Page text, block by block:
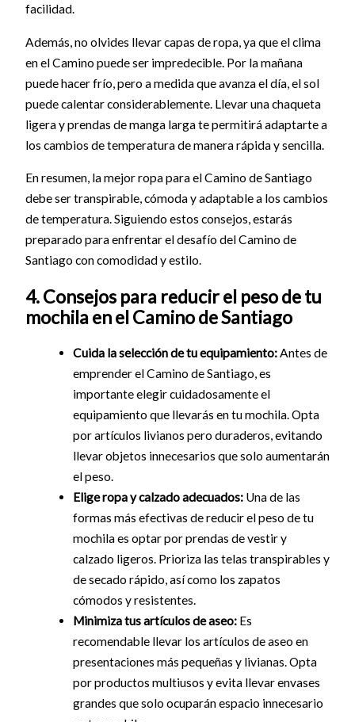
facilidad.
Además, no olvides llevar capas de ropa, ya que el clima
en el Camino puede ser impredecible. Por la mañana
puede hacer frío, pero a medida que avanza el día, el sol
puede calentar considerablemente. Llevar una chaqueta
ligera y prendas de manga larga te permitirá adaptarte a
los cambios de temperatura de manera rápida y sencilla.
En resumen, la mejor ropa para el Camino de Santiago
debe ser transpirable, cómoda y adaptable a los cambios
de temperatura. Siguiendo estos consejos, estarás
preparado para enfrentar el desafío del Camino de
Santiago con comodidad y estilo.
4. Consejos para reducir el peso de tu
mochila en el Camino de Santiago
Cuida la selección de tu equipamiento:Antes de
emprender el Camino de Santiago, es
importante elegir cuidadosamente el
equipamiento que llevarás en tu mochila. Opta
por artículos livianos pero duraderos, evitando
llevar objetos innecesarios que solo aumentarán
el peso.
Elige ropa y calzado adecuados:Una de las
formas más efectivas de reducir el peso de tu
mochila es optar por prendas de vestir y
calzado ligeros. Prioriza las telas transpirables y
de secado rápido, así como los zapatos
cómodos y resistentes.
Minimiza tus artículos de aseo:Es
recomendable llevar los artículos de aseo en
presentaciones más pequeñas y livianas. Opta
por productos multiusos y evita llevar envases
grandes que solo ocuparán espacio innecesario